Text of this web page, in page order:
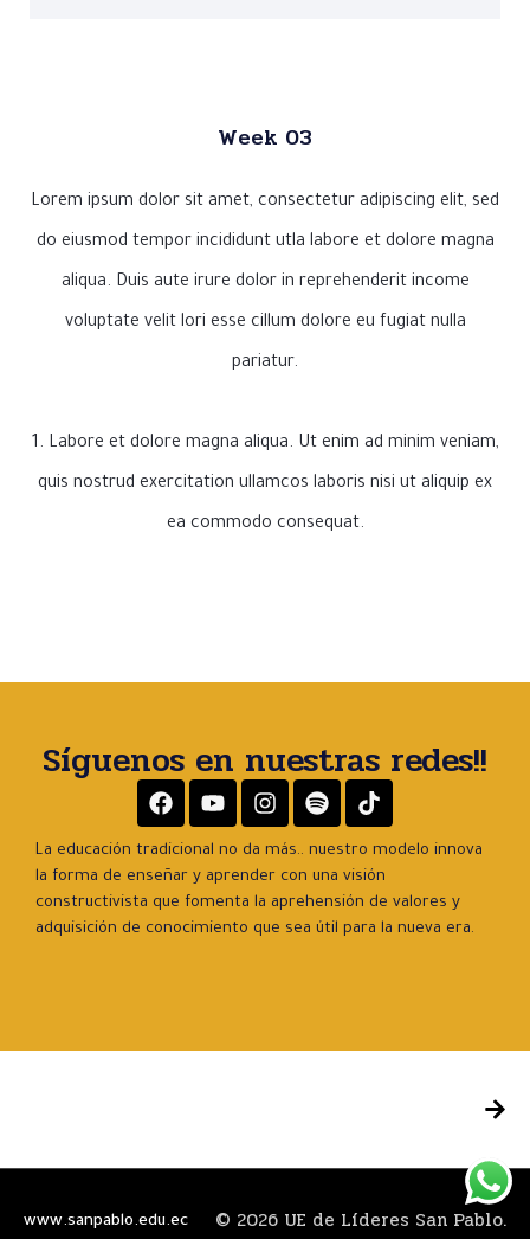
Week 03
Lorem ipsum dolor sit amet, consectetur adipiscing elit, sed
do eiusmod tempor incididunt utla labore et dolore magna
aliqua. Duis aute irure dolor in reprehenderit income
voluptate velit lori esse cillum dolore eu fugiat nulla
pariatur.
1. Labore et dolore magna aliqua. Ut enim ad minim veniam,
quis nostrud exercitation ullamcos laboris nisi ut aliquip ex
ea commodo consequat.
Síguenos en nuestras redes!!
La educación tradicional no da más.. nuestro modelo innova
la forma de enseñar y aprender con una visión
constructivista que fomenta la aprehensión de valores y
adquisición de conocimiento que sea útil para la nueva era.
www.sanpablo.edu.ec © 2026 UE de Líderes San Pablo.